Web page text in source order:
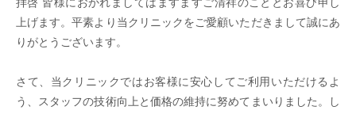
上げます。平素より当クリニックをご愛顧いただきまして誠にあ
りがとうございます。
さて、当クリニックではお客様に安心してご利用いただけるよ
う、スタッフの技術向上と価格の維持に努めてまいりました。し